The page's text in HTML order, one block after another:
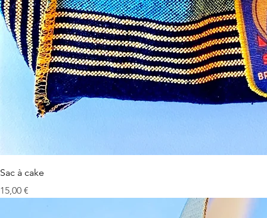
Sac à cake
Prix
15,00 €